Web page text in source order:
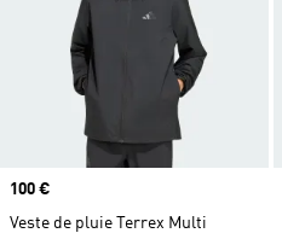
Prix
100 €
Veste de pluie Terrex Multi